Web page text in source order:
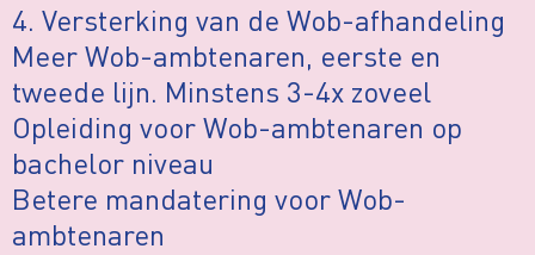
4. Versterking van de Wob-afhandeling
Meer Wob-ambtenaren, eerste en
tweede lijn. Minstens 3-4x zoveel
Opleiding voor Wob-ambtenaren op
bachelor niveau
Betere mandatering voor Wob-
ambtenaren